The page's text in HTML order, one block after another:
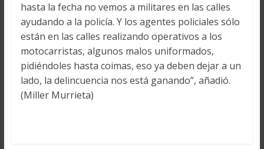
hasta la fecha no vemos a militares en las calles
ayudando a la policía. Y los agentes policiales sólo
están en las calles realizando operativos a los
motocarristas, algunos malos uniformados,
pidiéndoles hasta coimas, eso ya deben dejar a un
lado, la delincuencia nos está ganando”, añadió.
(Miller Murrieta)